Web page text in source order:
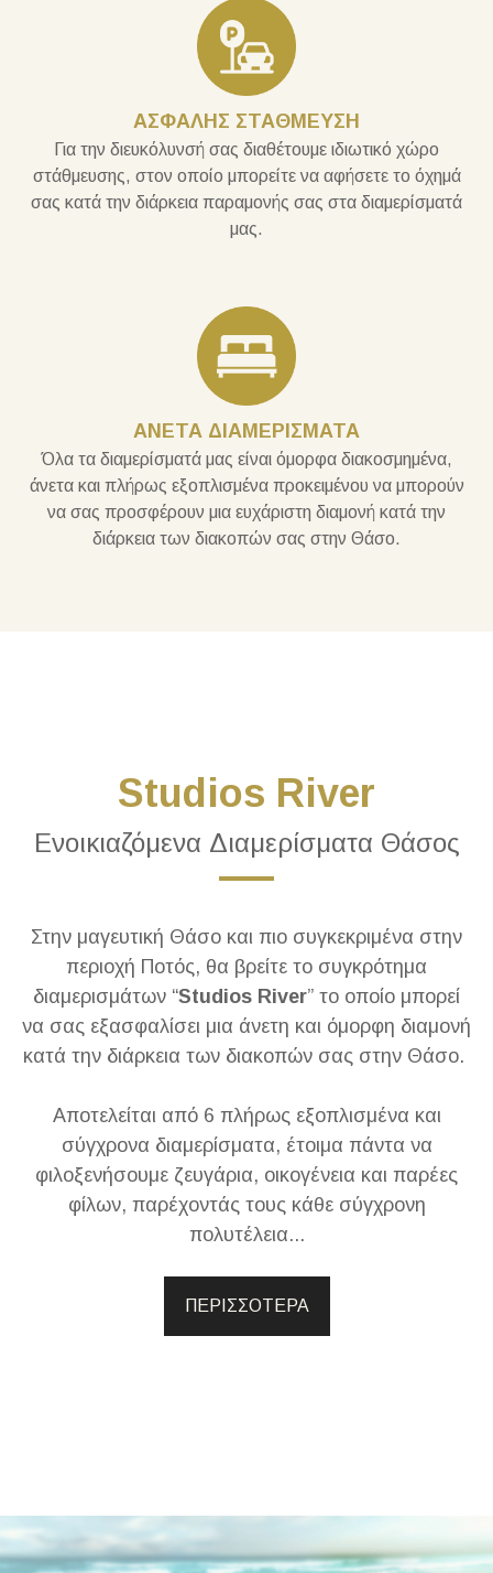
ΑΣΦΑΛΗΣ ΣΤΑΘΜΕΥΣΗ
Για την διευκόλυνσή σας διαθέτουμε ιδιωτικό χώρο
στάθμευσης, στον οποίο μπορείτε να αφήσετε το όχημά
σας κατά την διάρκεια παραμονής σας στα διαμερίσματά
μας.
ΑΝΕΤΑ ΔΙΑΜΕΡΙΣΜΑΤΑ
Όλα τα διαμερίσματά μας είναι όμορφα διακοσμημένα,
άνετα και πλήρως εξοπλισμένα προκειμένου να μπορούν
να σας προσφέρουν μια ευχάριστη διαμονή κατά την
διάρκεια των διακοπών σας στην Θάσο.
Studios River
Ενοικιαζόμενα Διαμερίσματα Θάσος
Στην μαγευτική Θάσο και πιο συγκεκριμένα στην
περιοχή Ποτός, θα βρείτε το συγκρότημα
διαμερισμάτων “Studios River” το οποίο μπορεί
να σας εξασφαλίσει μια άνετη και όμορφη διαμονή
κατά την διάρκεια των διακοπών σας στην Θάσο.
Αποτελείται από 6 πλήρως εξοπλισμένα και
σύγχρονα διαμερίσματα, έτοιμα πάντα να
φιλοξενήσουμε ζευγάρια, οικογένεια και παρέες
φίλων, παρέχοντάς τους κάθε σύγχρονη
πολυτέλεια...
ΠΕΡΙΣΣΟΤΕΡΑ